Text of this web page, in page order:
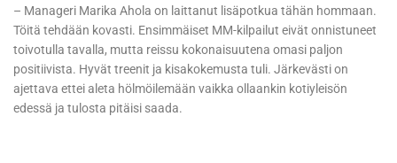
– Manageri Marika Ahola on laittanut lisäpotkua tähän hommaan.
Töitä tehdään kovasti. Ensimmäiset MM-kilpailut eivät onnistuneet
toivotulla tavalla, mutta reissu kokonaisuutena omasi paljon
positiivista. Hyvät treenit ja kisakokemusta tuli. Järkevästi on
ajettava ettei aleta hölmöilemään vaikka ollaankin kotiyleisön
edessä ja tulosta pitäisi saada.